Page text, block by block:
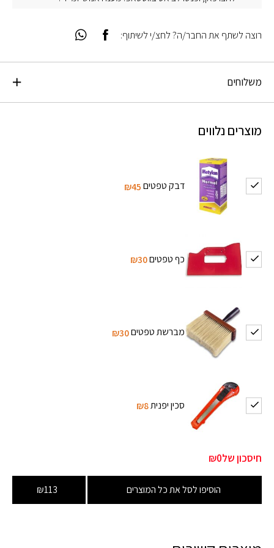
משלוחים
מוצרים נלווים
דבק טפטים₪45
כף טפטים₪30
מברשת טפטים₪30
סכין יפנית₪8
חיסכון של₪0
הוסיפו לסל את כל המוצרים ₪113
רוצה לשתף את החבר/ה? לחצ/י לשיתוף: